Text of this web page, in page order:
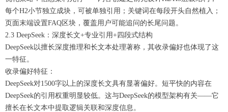
每个H2小节独立成块，可被单独引用；关键词在每段开头自然植入；
页面末端设置FAQ区块，覆盖用户可能追问的长尾问题。
2.3 DeepSeek：深度长文+专业引用+四段式结构
DeepSeek以擅长深度推理和长文本处理著称，其收录偏好也体现了这
一特征。
收录偏好特征：
DeepSeek对1500字以上的深度长文具有显著偏好。短平快的内容在
DeepSeek的引用权重明显较低。这与DeepSeek的模型架构有关——它
擅长在长文本中提取逻辑关联和深度信息。